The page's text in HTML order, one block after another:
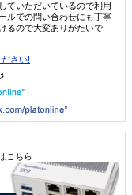
ていただいているので利用
ルでの問い合わせにも丁寧
るので大変ありがたいで
さい!
こちら